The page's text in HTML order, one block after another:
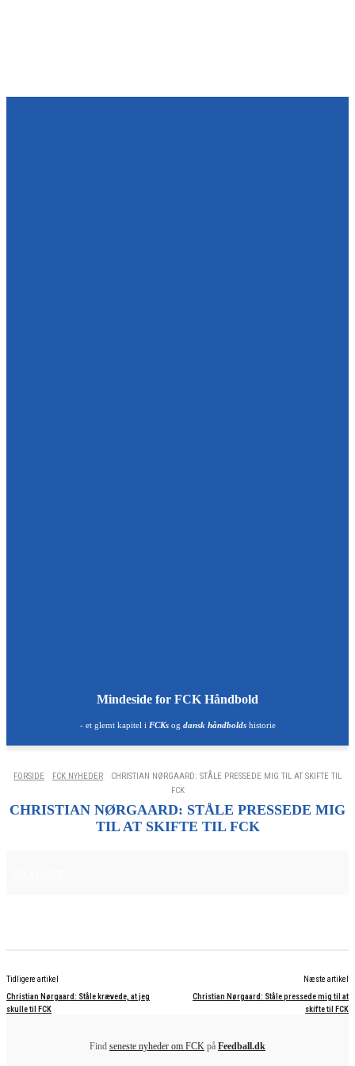
Mindeside for FCK Håndbold
- et glemt kapitel i FCKsog dansk håndboldshistorie
FORSIDE FCK NYHEDER
CHRISTIAN NØRGAARD: STÅLE PRESSEDE MIG TIL AT SKIFTE TIL
FCK
CHRISTIAN NØRGAARD: STÅLE PRESSEDE MIG
TIL AT SKIFTE TIL FCK
Tidligere artikel
Christian Nørgaard: Ståle krævede, at jeg
skulle til FCK
Næste artikel
Christian Nørgaard: Ståle pressede mig til at
skifte til FCK
Find seneste nyheder om FCK på Feedball.dk